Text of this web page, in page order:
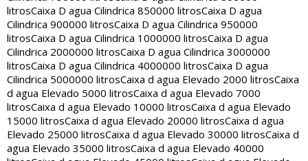
litrosCaixa D agua Cilindrica 850000 litrosCaixa D agua
Cilindrica 900000 litrosCaixa D agua Cilindrica 950000
litrosCaixa D agua Cilindrica 1000000 litrosCaixa D agua
Cilindrica 2000000 litrosCaixa D agua Cilindrica 3000000
litrosCaixa D agua Cilindrica 4000000 litrosCaixa D agua
Cilindrica 5000000 litrosCaixa d agua Elevado 2000 litrosCaixa
d agua Elevado 5000 litrosCaixa d agua Elevado 7000
litrosCaixa d agua Elevado 10000 litrosCaixa d agua Elevado
15000 litrosCaixa d agua Elevado 20000 litrosCaixa d agua
Elevado 25000 litrosCaixa d agua Elevado 30000 litrosCaixa d
agua Elevado 35000 litrosCaixa d agua Elevado 40000